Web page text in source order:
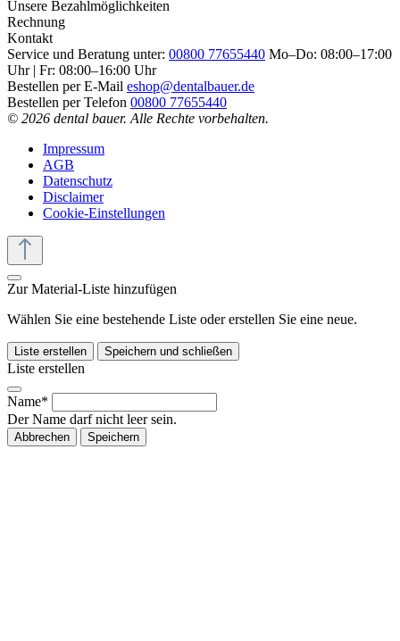
Unsere Bezahlmöglichkeiten
Rechnung
Kontakt
Service und Beratung unter: 00800 77655440 Mo–Do: 08:00–17:00
Uhr | Fr: 08:00–16:00 Uhr
Bestellen per E-Mail eshop@dentalbauer.de
Bestellen per Telefon 00800 77655440
© 2026 dental bauer. Alle Rechte vorbehalten.
Impressum
AGB
Datenschutz
Disclaimer
Cookie-Einstellungen
Zur Material-Liste hinzufügen
Wählen Sie eine bestehende Liste oder erstellen Sie eine neue.
Liste erstellen Speichern und schließen
Liste erstellen
Name*
Der Name darf nicht leer sein.
Abbrechen Speichern